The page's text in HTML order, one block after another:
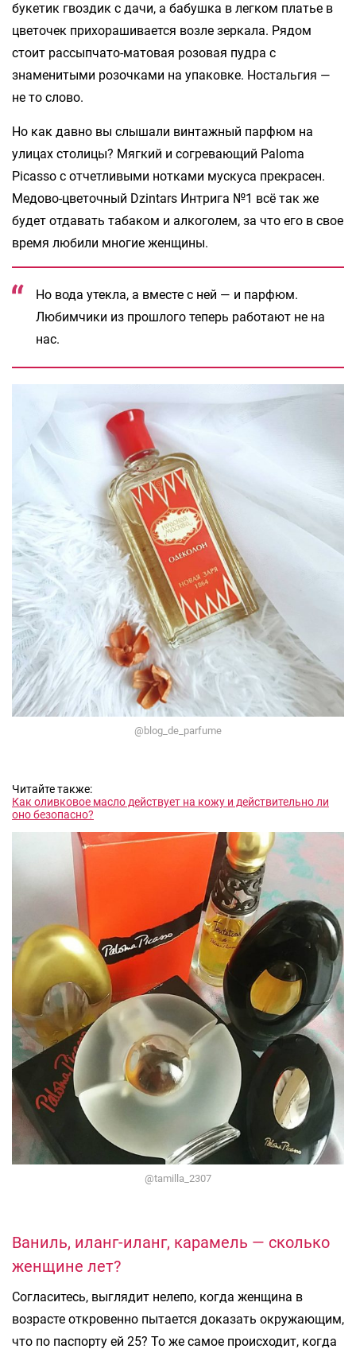
букетик гвоздик с дачи, а бабушка в легком платье в
цветочек прихорашивается возле зеркала. Рядом
стоит рассыпчато-матовая розовая пудра с
знаменитыми розочками на упаковке. Ностальгия —
не то слово.
Но как давно вы слышали винтажный парфюм на
улицах столицы? Мягкий и согревающий Paloma
Picasso с отчетливыми нотками мускуса прекрасен.
Медово-цветочный Dzintars Интрига №1 всё так же
будет отдавать табаком и алкоголем, за что его в свое
время любили многие женщины.
Но вода утекла, а вместе с ней — и парфюм.
Любимчики из прошлого теперь работают не на
нас.
@blog_de_parfume
Читайте также:
Как оливковое масло действует на кожу и действительно ли
оно безопасно?
@tamilla_2307
Ваниль, иланг-иланг, карамель — сколько
женщине лет?
Согласитесь, выглядит нелепо, когда женщина в
возрасте откровенно пытается доказать окружающим,
что по паспорту ей 25? То же самое происходит, когда